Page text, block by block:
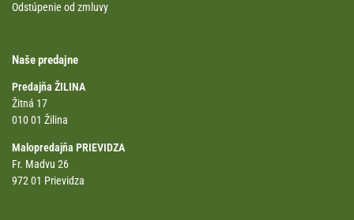
Odstúpenie od zmluvy
Naše predajne
Predajňa ŽILINA
Žitná 17
010 01 Žilina
Malopredajňa PRIEVIDZA
Fr. Madvu 26
972 01 Prievidza